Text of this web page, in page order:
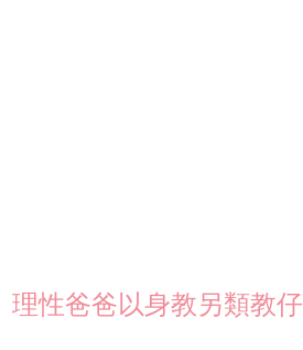
理性爸爸以身教另類教仔